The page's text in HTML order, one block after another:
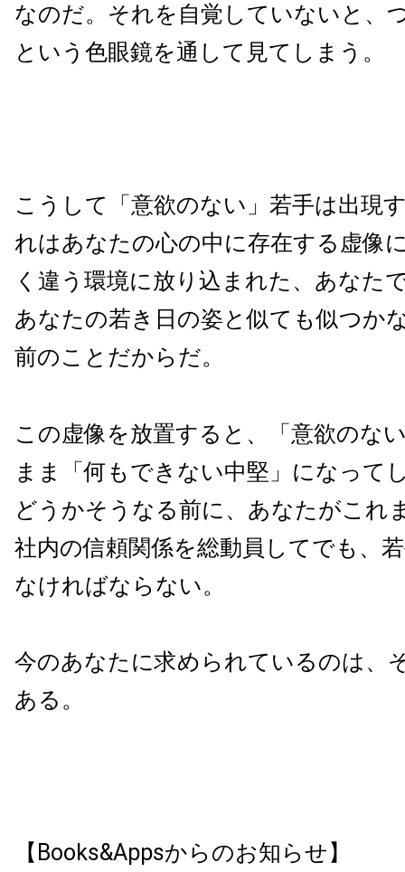
なのだ。それを自覚していないと、
という色眼鏡を通して見てしまう。
こうして「意欲のない」若手は出現
れはあなたの心の中に存在する虚像
く違う環境に放り込まれた、あなた
あなたの若き日の姿と似ても似つか
前のことだからだ。
この虚像を放置すると、「意欲のな
まま「何もできない中堅」になって
どうかそうなる前に、あなたがこれ
社内の信頼関係を総動員してでも、
なければならない。
今のあなたに求められているのは、
ある。
【Books&Appsからのお知らせ】